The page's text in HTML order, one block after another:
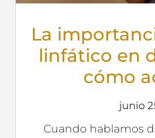
La
linfático en
cómo
junio
Cuando hablamos